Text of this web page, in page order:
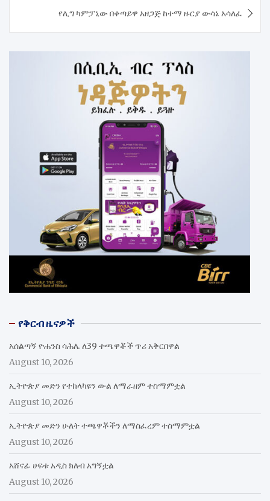
የሊግ ካምፓኒው በቀጣይዋ አዘጋጅ ከተማ ዙርያ ውሳኔ አሳለፈ
የቅርብ ዜናዎች
አሰልጣኝ ዮሐንስ ሳሕሌ ለ39 ተጫዋቾች ጥሪ አቅርበዋል
August 10, 2026
ኢትዮጵያ መድን የተከላካዩን ውል ለማራዘም ተስማምቷል
August 10, 2026
ኢትዮጵያ መድን ሁለት ተጫዋቾችን ለማስፈረም ተስማምቷል
August 10, 2026
አሸናፊ ሀፍቱ አዲስ ክለብ አግኝቷል
August 10, 2026